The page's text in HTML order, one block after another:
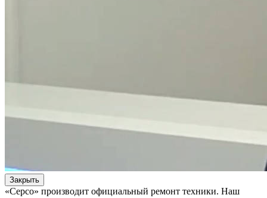
Закрыть
«Серсо» производит официальный ремонт техники. Наш